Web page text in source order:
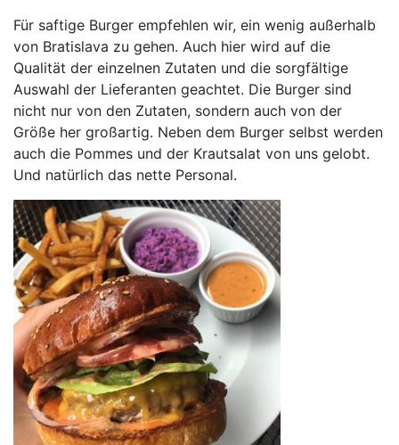
Für saftige Burger empfehlen wir, ein wenig außerhalb
von Bratislava zu gehen. Auch hier wird auf die
Qualität der einzelnen Zutaten und die sorgfältige
Auswahl der Lieferanten geachtet. Die Burger sind
nicht nur von den Zutaten, sondern auch von der
Größe her großartig. Neben dem Burger selbst werden
auch die Pommes und der Krautsalat von uns gelobt.
Und natürlich das nette Personal.